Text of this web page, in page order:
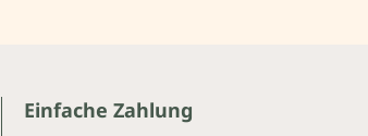
Einfache Zahlung